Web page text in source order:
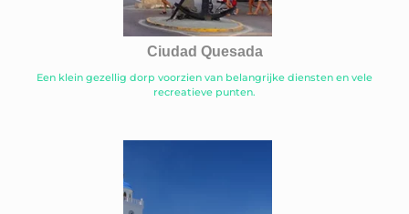
Ciudad Quesada
Een klein gezellig dorp voorzien van belangrijke diensten en vele
recreatieve punten.